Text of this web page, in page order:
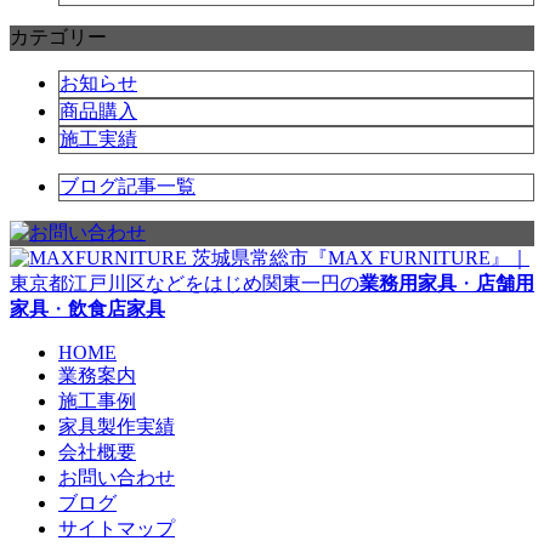
カテゴリー
お知らせ
商品購入
施工実績
ブログ記事一覧
茨城県常総市『MAX FURNITURE』｜
東京都江戸川区などをはじめ関東一円の業務用家具 ・ 店舗用
家具 ・ 飲食店家具
HOME
業務案内
施工事例
家具製作実績
会社概要
お問い合わせ
ブログ
サイトマップ